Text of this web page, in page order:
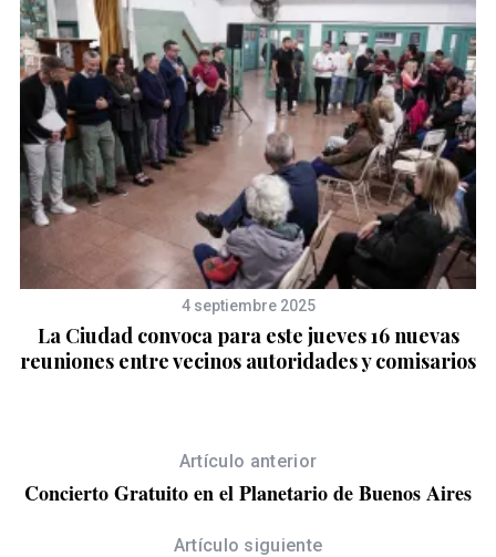
4 septiembre 2025
La Ciudad convoca para este jueves 16 nuevas
reuniones entre vecinos autoridades y comisarios
Artículo anterior
Concierto Gratuito en el Planetario de Buenos Aires
Artículo siguiente